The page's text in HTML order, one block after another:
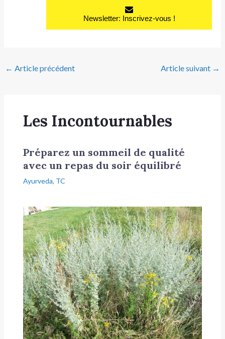
Newsletter: Inscrivez-vous !
← Article précédent Article suivant →
Les Incontournables
Préparez un sommeil de qualité
avec un repas du soir équilibré
Ayurveda, TC